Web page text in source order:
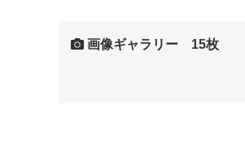
画像ギャラリー 15枚